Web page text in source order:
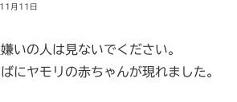
月11日
いの人は見ないでください。
にヤモリの赤ちゃんが現れました。